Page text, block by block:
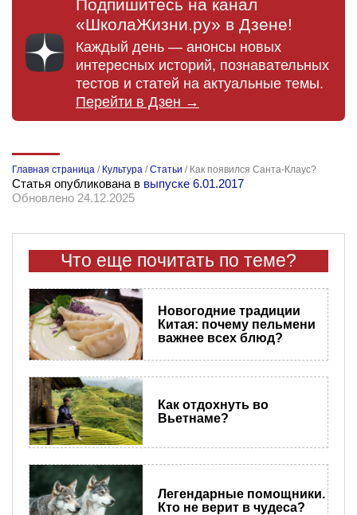
Подпишитесь на канал
«ШколаЖизни.ру» в Дзене!
Каждый день — анонсы новых
интересных историй, познавательных
тестов и статей на актуальные темы.
Перейти в Дзен →
Главная страница / Культура /Статьи / Как появился Санта-Клаус?
Статья опубликована в выпуске 6.01.2017
Обновлено 24.12.2025
Что еще почитать по теме?
Новогодние традиции
Китая: почему пельмени
важнее всех блюд?
Как отдохнуть во
Вьетнаме?
Легендарные помощники.
Кто не верит в чудеса?